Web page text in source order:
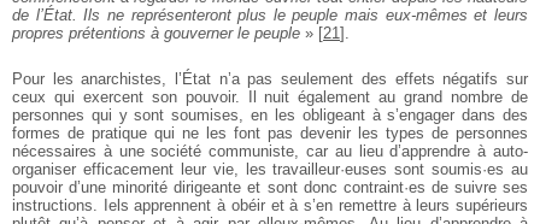
de l’État. Ils ne représenteront plus le peuple mais eux-mêmes et leurs
propres prétentions à gouverner le peuple » [21] .
Pour les anarchistes, l’État n’a pas seulement des effets négatifs sur
ceux qui exercent son pouvoir. Il nuit également au grand nombre de
personnes qui y sont soumises, en les obligeant à s’engager dans des
formes de pratique qui ne les font pas devenir les types de personnes
nécessaires à une société communiste, car au lieu d’apprendre à auto-
organiser efficacement leur vie, les travailleur·euses sont soumis·es au
pouvoir d’une minorité dirigeante et sont donc contraint·es de suivre ses
instructions. Iels apprennent à obéir et à s’en remettre à leurs supérieurs